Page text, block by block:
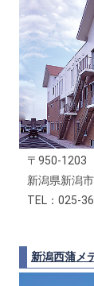
〒950-1203
新潟県新潟
TEL：025-
新潟西蒲メ